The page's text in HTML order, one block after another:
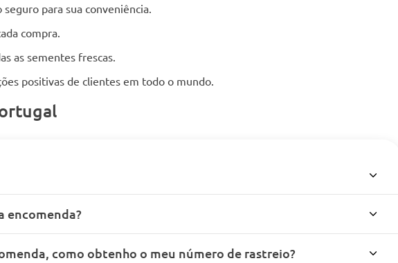
para sua conveniência.
compra.
as sementes frescas.
positivas de clientes em todo o mundo.
encomenda?
como obtenho o meu número de rastreio?